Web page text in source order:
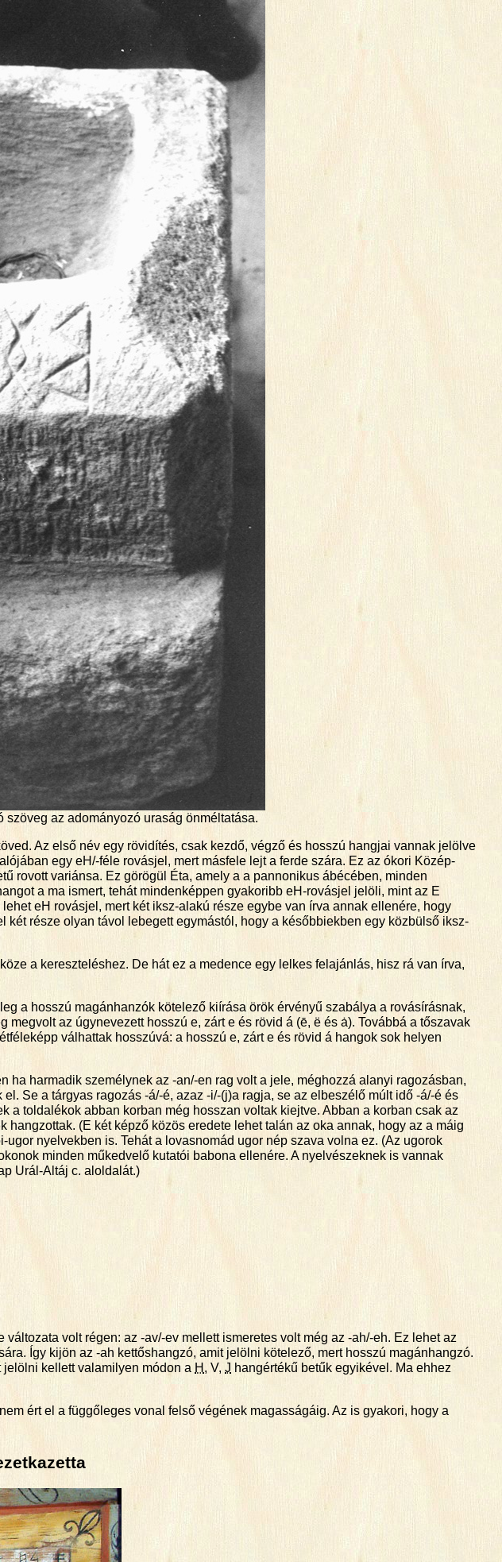
szöveg az adományozó uraság önméltatása.
Az első név egy rövidítés, csak kezdő, végző és hosszú hangjai vannak jelölve
egy eH/-féle rovásjel, mert másfele lejt a ferde szára. Ez az ókori Közép-
rovott variánsa. Ez görögül Éta, amely a a pannonikus ábécében, minden
a ma ismert, tehát mindenképpen gyakoribb eH-rovásjel jelöli, mint az E
eH rovásjel, mert két iksz-alakú része egybe van írva annak ellenére, hogy
része olyan távol lebegett egymástól, hogy a későbbiekben egy közbülső iksz-
a kereszteléshez. De hát ez a medence egy lelkes felajánlás, hisz rá van írva,
a hosszú magánhanzók kötelező kiírása örök érvényű szabálya a rovásírásnak,
az úgynevezett hosszú e, zárt e és rövid á (ē, ë és ȧ). Továbbá a tőszavak
válhattak hosszúvá: a hosszú e, zárt e és rövid á hangok sok helyen
ha harmadik személynek az -an/-en rag volt a jele, méghozzá alanyi ragozásban,
Se a tárgyas ragozás -á/-é, azaz -i/-(j)a ragja, se az elbeszélő múlt idő -á/-é és
a toldalékok abban korban még hosszan voltak kiejtve. Abban a korban csak az
(E két képző közös eredete lehet talán az oka annak, hogy az a máig
ugor nyelvekben is. Tehát a lovasnomád ugor nép szava volna ez. (Az ugorok
minden műkedvelő kutatói babona ellenére. A nyelvészeknek is vannak
Urál-Altáj c. aloldalát.)
volt régen: az -av/-ev mellett ismeretes volt még az -ah/-eh. Ez lehet az
Így kijön az -ah kettőshangzó, amit jelölni kötelező, mert hosszú magánhangzó.
kellett valamilyen módon a H , V, J hangértékű betűk egyikével. Ma ehhez
ért el a függőleges vonal felső végének magasságáig. Az is gyakori, hogy a